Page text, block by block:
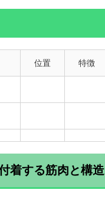
位置 特徴
着する筋肉と構造